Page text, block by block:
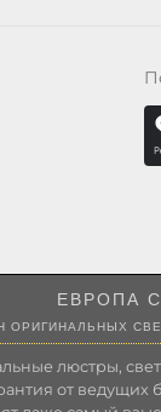
ЕВРОПА
ОРИГИНАЛЬНЫХ
люстры,
от ведущих